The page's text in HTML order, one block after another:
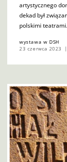
artystycznego
dekad był
polskimi teatrami.
wystawa w DSH
23 czerwca 2023